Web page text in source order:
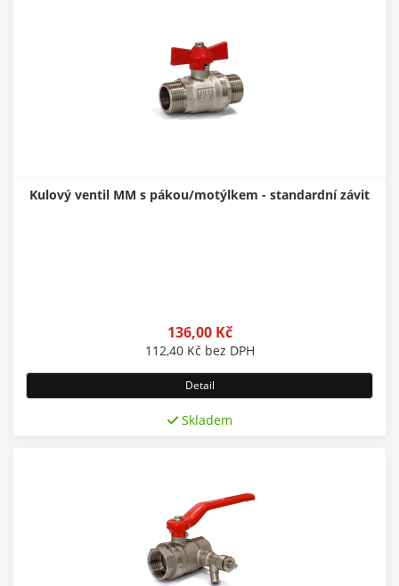
Kulový ventil MM s pákou/motýlkem - standardní závit
136,00 Kč
112,40 Kč bez DPH
Detail
Skladem